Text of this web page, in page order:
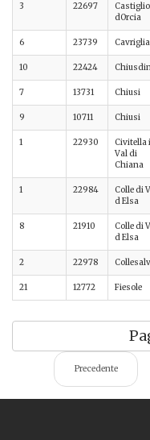
3 22697
dOrcia
6 23739 Cavriglia
10 22424
7 13731 Chiusi
9 10711 Chiusi
1 22930
Civitella
Val di
Chiana
1 22984
Colle di
d Elsa
8 21910
Colle di
d Elsa
2 22978
21 12772 Fiesole
Precedente